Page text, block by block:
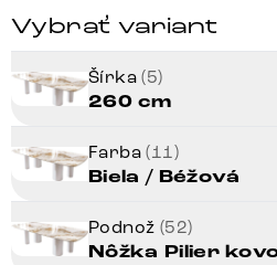
Vybrať variant
Šírka(5)
260 cm
Farba(11)
Biela / Béžová
Podnož (52)
Nôžka Pilier